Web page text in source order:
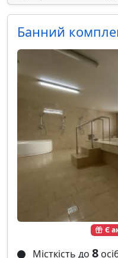
Є
Банний
Місткість до 8